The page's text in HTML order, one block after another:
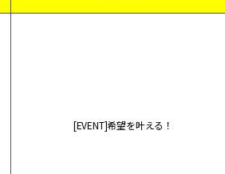
[EVENT]希望を叶える！